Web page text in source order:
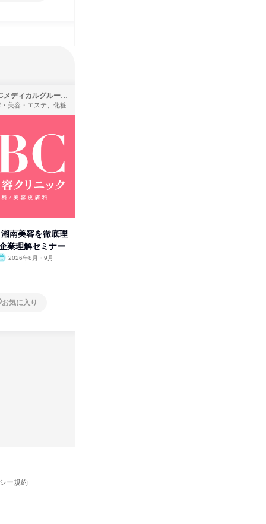
SBCメディカルグループ株式会社
理容・美容・エステ、化粧品・理美容用品小売、医療・病院
湘南美容を徹底理
業理解セミナー
2026年8月・9月
お気に入り
ー規約